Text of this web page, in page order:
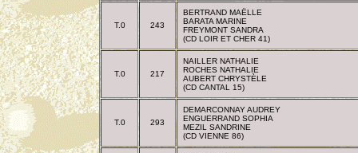
T.0 243
BERTRAND MAËLLE
BARATA MARINE
FREYMONT SANDRA
(CD LOIR ET CHER 41)
T.0 217
NAILLER NATHALIE
ROCHES NATHALIE
AUBERT CHRYSTÈLE
(CD CANTAL 15)
T.0 293
DEMARCONNAY AUDREY
ENGUERRAND SOPHIA
MEZIL SANDRINE
(CD VIENNE 86)